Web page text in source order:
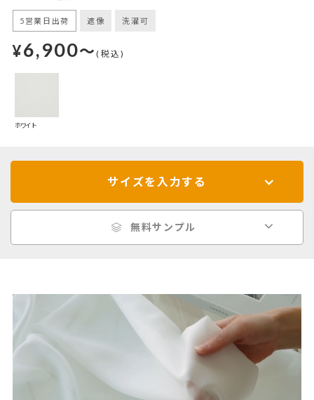
5営業日出荷 遮像 洗濯可
¥6,900～(税込)
ホワイト
サイズを入力する
無料サンプル